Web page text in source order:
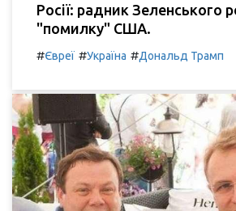
Росії: радник Зеленського
"помилку" США.
#Євреї #Україна #Дональд Трамп